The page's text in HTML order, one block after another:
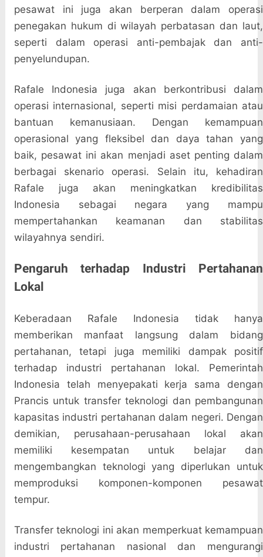
pesawat ini juga akan berperan dalam operasi
penegakan hukum di wilayah perbatasan dan laut,
seperti dalam operasi anti-pembajak dan anti-
penyelundupan.
Rafale Indonesia juga akan berkontribusi dalam
operasi internasional, seperti misi perdamaian atau
bantuan kemanusiaan. Dengan kemampuan
operasional yang fleksibel dan daya tahan yang
baik, pesawat ini akan menjadi aset penting dalam
berbagai skenario operasi. Selain itu, kehadiran
Rafale juga akan meningkatkan kredibilitas
Indonesia sebagai negara yang mampu
mempertahankan keamanan dan stabilitas
wilayahnya sendiri.
Pengaruh terhadap Industri Pertahanan
Lokal
Keberadaan Rafale Indonesia tidak hanya
memberikan manfaat langsung dalam bidang
pertahanan, tetapi juga memiliki dampak positif
terhadap industri pertahanan lokal. Pemerintah
Indonesia telah menyepakati kerja sama dengan
Prancis untuk transfer teknologi dan pembangunan
kapasitas industri pertahanan dalam negeri. Dengan
demikian, perusahaan-perusahaan lokal akan
memiliki kesempatan untuk belajar dan
mengembangkan teknologi yang diperlukan untuk
memproduksi komponen-komponen pesawat
tempur.
Transfer teknologi ini akan memperkuat kemampuan
industri pertahanan nasional dan mengurangi